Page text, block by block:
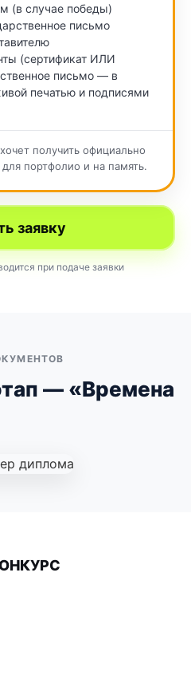
(в случае победы)
письмо
(сертификат ИЛИ
письмо — в
печатью и подписями
получить официально
портфолио и на память.
заявку
при подаче заявки
— «Времена